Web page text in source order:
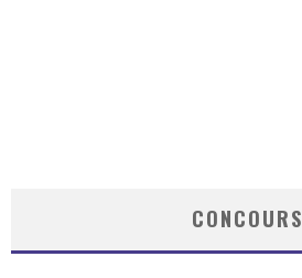
CONCOURS